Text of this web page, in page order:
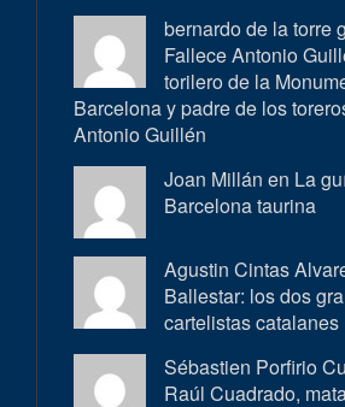
bernardo de la torre
Fallece Antonio
torilero de la
Barcelona y padre de los
Antonio Guillén
Joan Millán en La
Barcelona taurina
Agustin Cintas
Ballestar: los dos
cartelistas catalanes
Sébastien Porfirio
Raúl Cuadrado,